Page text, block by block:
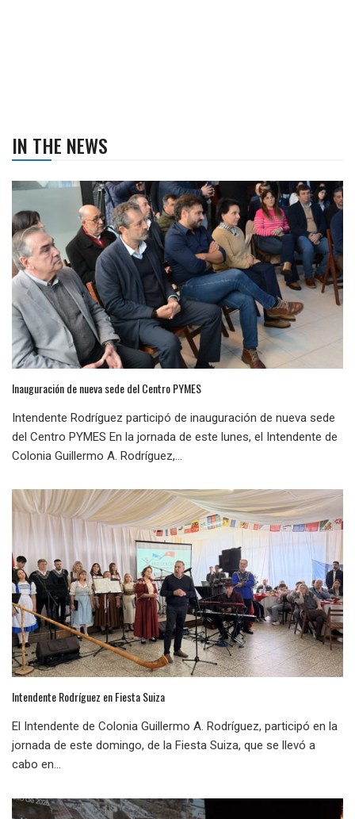
IN THE NEWS
Inauguración de nueva sede del Centro PYMES
Intendente Rodríguez participó de inauguración de nueva sede
del Centro PYMES En la jornada de este lunes, el Intendente de
Colonia Guillermo A. Rodríguez,...
Intendente Rodríguez en Fiesta Suiza
El Intendente de Colonia Guillermo A. Rodríguez, participó en la
jornada de este domingo, de la Fiesta Suiza, que se llevó a
cabo en...